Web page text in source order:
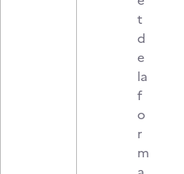
t
d
e
la
f
o
r
m